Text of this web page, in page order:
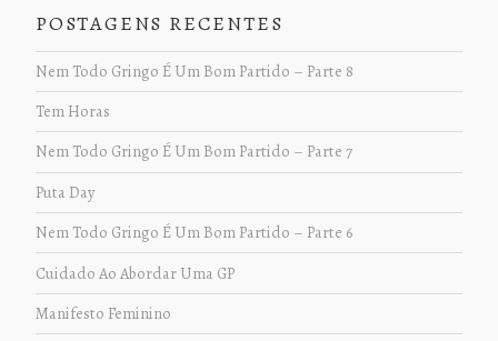
POSTAGENS RECENTES
Nem Todo Gringo É Um Bom Partido – Parte 8
Tem Horas
Nem Todo Gringo É Um Bom Partido – Parte 7
Puta Day
Nem Todo Gringo É Um Bom Partido – Parte 6
Cuidado Ao Abordar Uma GP
Manifesto Feminino